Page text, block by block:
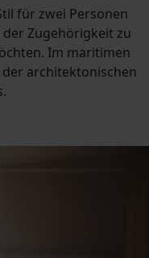
für zwei Personen
Zugehörigkeit zu
Im maritimen
architektonischen